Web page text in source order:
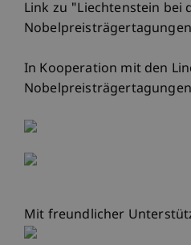
Link zu "Liechtenstein bei
In Kooperation mit den
Mit freundlicher